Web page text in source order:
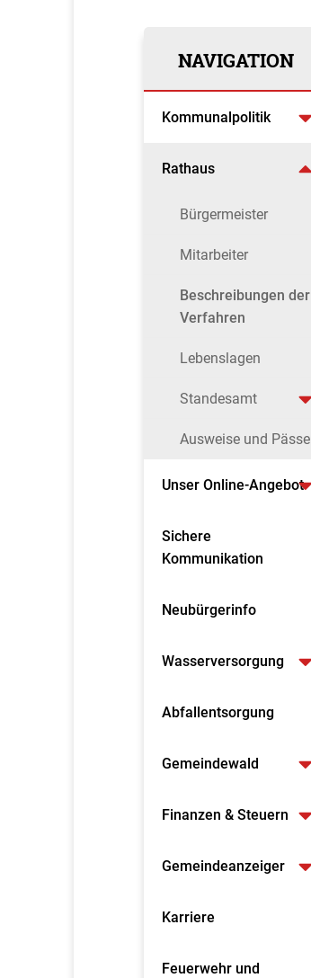
NAVIGATION
Kommunalpolitik
Rathaus
Bürgermeister
Mitarbeiter
Beschreibungen der
Verfahren
Lebenslagen
Standesamt
Ausweise und Pässe
Unser Online-Angebot
Sichere
Kommunikation
Neubürgerinfo
Wasserversorgung
Abfallentsorgung
Gemeindewald
Finanzen & Steuern
Gemeindeanzeiger
Karriere
Feuerwehr und